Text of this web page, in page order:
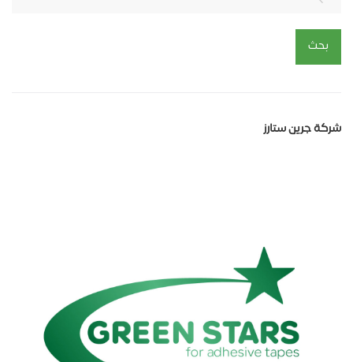
بحث
شركة جرين ستارز